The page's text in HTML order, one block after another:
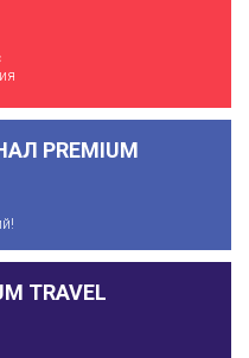
PREMIUM
TRAVEL